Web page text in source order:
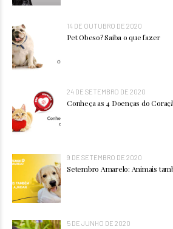
14 DE OUTUBRO DE 2020
Pet Obeso? Saiba o que fazer
24 DE SETEMBRO DE 2020
Conheça as 4 Doenças do
9 DE SETEMBRO DE 2020
Setembro Amarelo: Animais
5 DE JUNHO DE 2020